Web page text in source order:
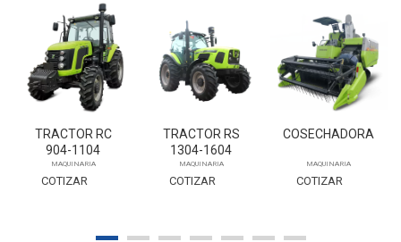
TRACTOR RC
904-1104
MAQUINARIA
COTIZAR
TRACTOR RS
1304-1604
MAQUINARIA
COTIZAR
COSECHADORA
MAQUINARIA
COTIZAR